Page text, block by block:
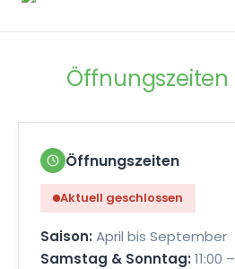
7449
Red & Green Curry
Red Curry mit roter Chili-
Öffnungszeiten
Öffnungszeiten
Aktuell geschlossen
Saison: April bis September
Samstag & Sonntag: 11:00